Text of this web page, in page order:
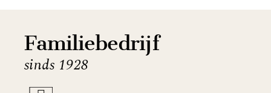
Familiebedrijf
sinds 1928